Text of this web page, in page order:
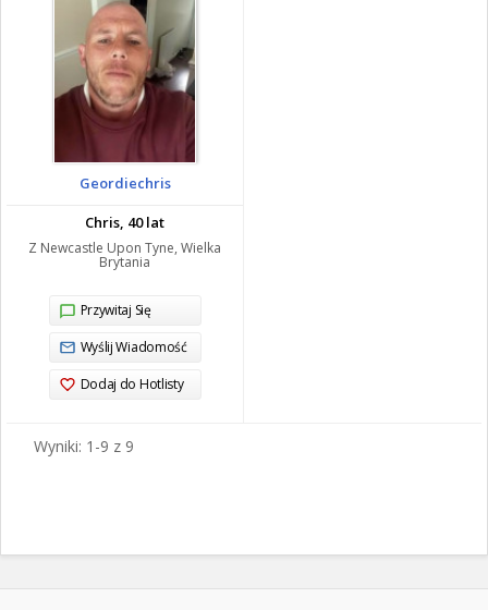
Geordiechris
Chris, 40 lat
Z Newcastle Upon Tyne, Wielka
Brytania
Przywitaj Się
Wyślij Wiadomość
Dodaj do Hotlisty
Wyniki: 1-9 z 9